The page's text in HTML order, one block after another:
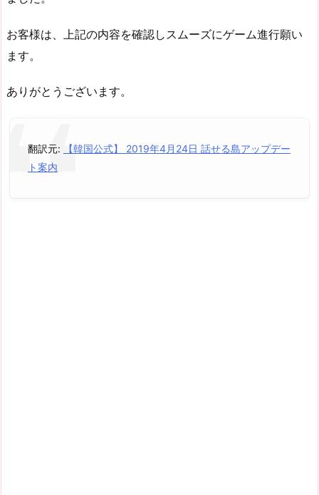
お客様は、上記の内容を確認しスムーズにゲーム進行願い
ます。
ありがとうございます。
翻訳元:
【韓国公式】 2019年4月24日 話せる島アップデー
ト案内